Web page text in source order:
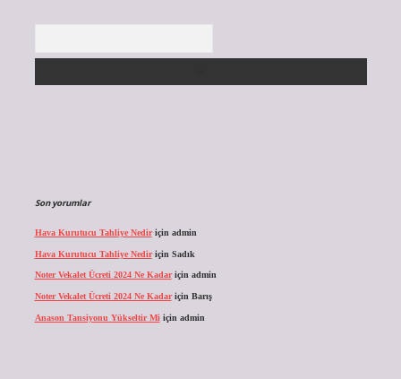
Son yorumlar
Hava Kurutucu Tahliye Nediriçin admin
Hava Kurutucu Tahliye Nediriçin Sadık
Noter Vekalet Ücreti 2024 Ne Kadariçin admin
Noter Vekalet Ücreti 2024 Ne Kadariçin Barış
Anason Tansiyonu Yükseltir Mi için admin